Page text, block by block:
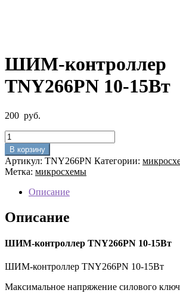
ШИМ-контроллер
TNY266PN 10-15Вт
200 руб.
Количество
товара
ШИМ-
контроллер
TNY266PN
В корзину
Артикул: TNY266PN Категории:
Метка: микросхемы
Описание
Описание
ШИМ-контроллер TNY266PN 10-15Вт
ШИМ-контроллер TNY266PN 10-15Вт
Максимальное напряжение силового